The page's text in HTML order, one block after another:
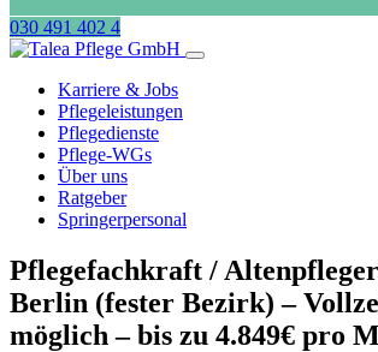
030 491 402 4
Karriere & Jobs
Pflegeleistungen
Pflegedienste
Pflege-WGs
Über uns
Ratgeber
Springerpersonal
Pflegefachkraft /
Berlin (fester Bezirk) –
möglich – bis zu 4.849€ pro